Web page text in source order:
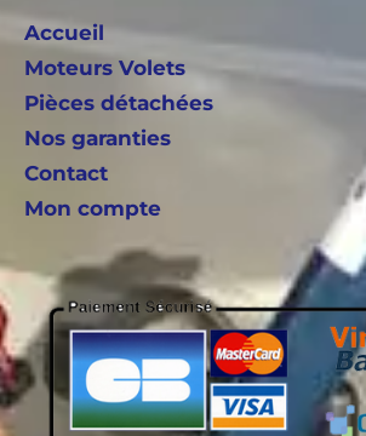
Accueil
Moteurs Volets
Pièces détachées
Nos garanties
Contact
Mon compte